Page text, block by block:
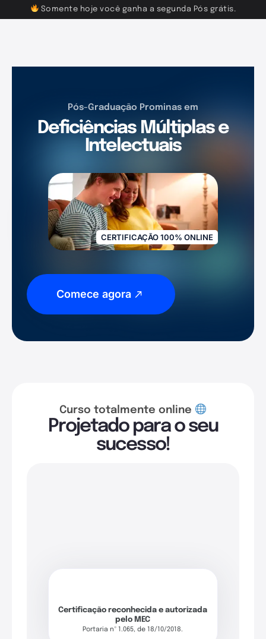
Somente hoje você ganha a segunda Pós grátis.
Pós-Graduação Prominas em
Deficiências Múltiplas e
Intelectuais
CERTIFICAÇÃO 100% ONLINE
Comece agora
Curso totalmente online
Projetado para o seu
sucesso!
Certificação reconhecida e autorizada
pelo MEC
Portaria nº 1.065, de 18/10/2018.